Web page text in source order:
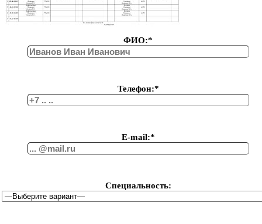
ФИО:*
Телефон:*
Е-mail:*
Специальность: